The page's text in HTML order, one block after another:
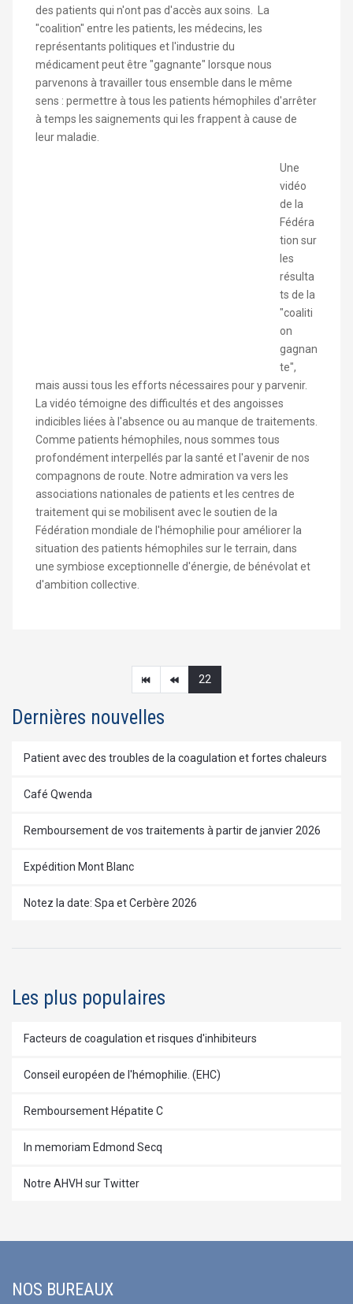
des patients qui n'ont pas d'accès aux soins. La
"coalition" entre les patients, les médecins, les
représentants politiques et l'industrie du
médicament peut être "gagnante" lorsque nous
parvenons à travailler tous ensemble dans le même
sens : permettre à tous les patients hémophiles d'arrêter
à temps les saignements qui les frappent à cause de
leur maladie.
Une
vidéo
de la
Fédéra
tion sur
les
résulta
ts de la
"coaliti
on
gagnan
te",
mais aussi tous les efforts nécessaires pour y parvenir.
La vidéo témoigne des difficultés et des angoisses
indicibles liées à l'absence ou au manque de traitements.
Comme patients hémophiles, nous sommes tous
profondément interpellés par la santé et l'avenir de nos
compagnons de route. Notre admiration va vers les
associations nationales de patients et les centres de
traitement qui se mobilisent avec le soutien de la
Fédération mondiale de l'hémophilie pour améliorer la
situation des patients hémophiles sur le terrain, dans
une symbiose exceptionnelle d'énergie, de bénévolat et
d'ambition collective.
22
Dernières nouvelles
Patient avec des troubles de la coagulation et fortes chaleurs
Café Qwenda
Remboursement de vos traitements à partir de janvier 2026
Expédition Mont Blanc
Notez la date: Spa et Cerbère 2026
Les plus populaires
Facteurs de coagulation et risques d'inhibiteurs
Conseil européen de l'hémophilie. (EHC)
Remboursement Hépatite C
In memoriam Edmond Secq
Notre AHVH sur Twitter
NOS BUREAUX